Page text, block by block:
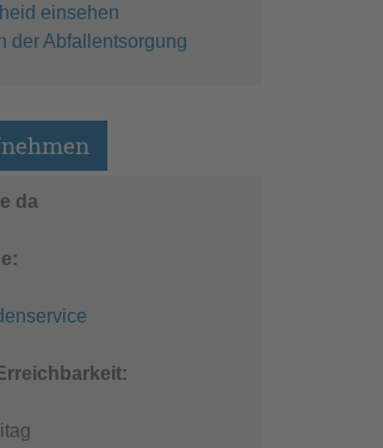
einsehen
der Abfallentsorgung
da